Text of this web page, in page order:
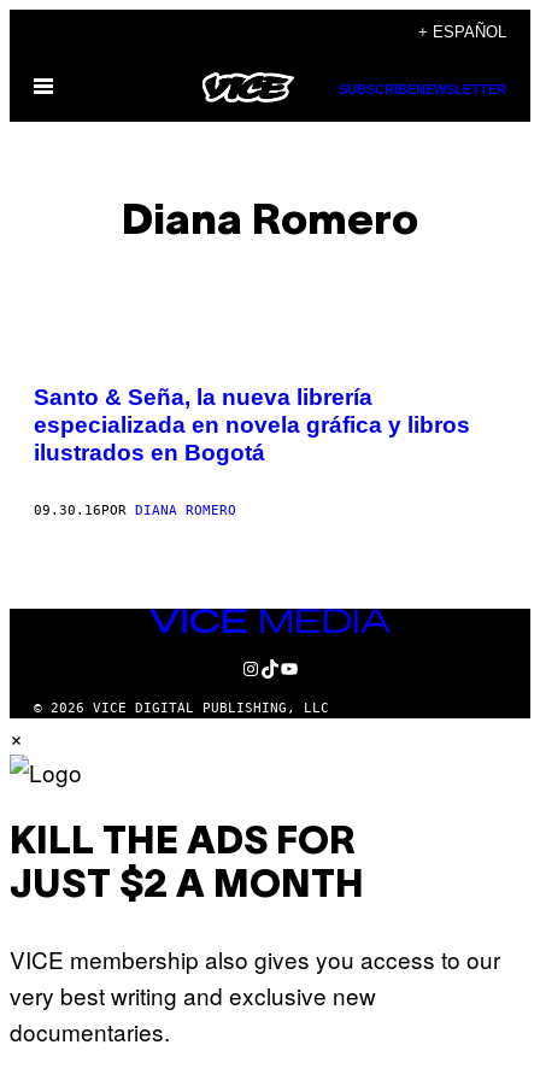
contenido
+ ESPAÑOL
Abrir
SUBSCRIBENEWSLETTER
Diana Romero
POSTS
BY
THIS
AUTHOR
Santo & Seña, la nueva librería
especializada en novela gráfica y libros
ilustrados en Bogotá
09.30.16POR DIANA ROMERO
VICE
MEDIA
INSTAGRAM
TIKTOK
YOUTUBE
© 2026 VICE DIGITAL PUBLISHING, LLC
×
KILL THE ADS FOR
JUST $2 A MONTH
VICE membership also gives you access to our
very best writing and exclusive new
documentaries.